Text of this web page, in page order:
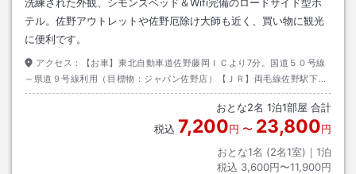
テル。佐野アウトレットや佐野厄除け大師も近く、買い物に観光
に便利です。
アクセス：
【お車】東北自動車道佐野藤岡ＩＣより7分。国道５０号線
～県道９号線利用（目標物：ジャパン佐野店）【ＪＲ】両毛線佐野駅下
車 タクシーで約１０分 【私鉄】東武佐野線佐野市駅下車 タクシーで
おとな2名 1泊1部屋 合計
税込 7,200円 〜 23,800円
おとな1名 (2名1室)｜ 1泊
税込 3,600円〜11,900円